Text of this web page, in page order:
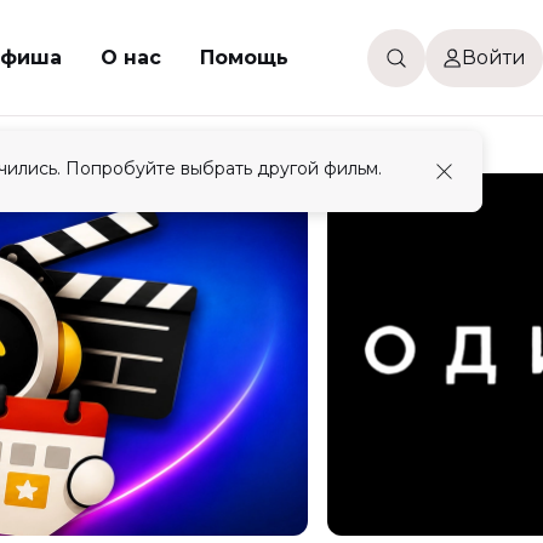
О нас Помощь Войти
Попробуйте выбрать другой фильм.